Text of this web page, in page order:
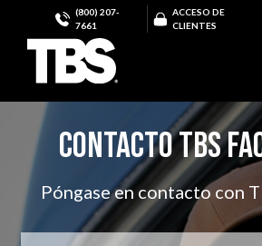
(800) 207-
7661
ACCESO DE
CLIENTES
CONTACTO TBS
Póngase en contacto con